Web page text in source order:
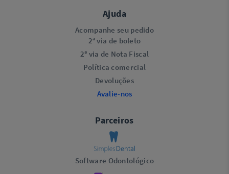
Ajuda
Acompanhe seu pedido
2ª via de boleto
2ª via de Nota Fiscal
Política comercial
Devoluções
Avalie-nos
Parceiros
Software Odontológico